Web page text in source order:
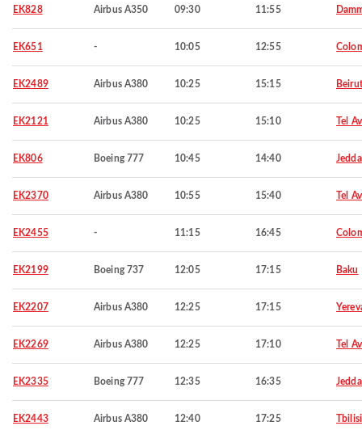
EK828 Airbus A350 09:30 11:55
EK651 - 10:05 12:55
EK2489 Airbus A380 10:25 15:15 Beirut
EK2121 Airbus A380 10:25 15:10 Tel
EK806 Boeing 777 10:45 14:40
EK2370 Airbus A380 10:55 15:40 Tel
EK2455 - 11:15 16:45
EK2199 Boeing 737 12:05 17:15 Baku
EK2207 Airbus A380 12:25 17:15
EK2269 Airbus A380 12:25 17:10 Tel
EK2335 Boeing 777 12:35 16:35
EK2443 Airbus A380 12:40 17:25 Tbilisi